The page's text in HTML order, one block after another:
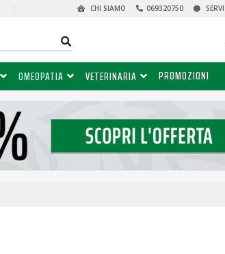
069320750
CHI SIAMO
OMEOPATIA VETERINARIA PROMOZIONI